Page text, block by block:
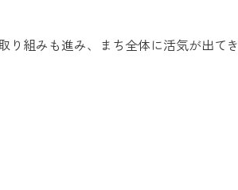
り組みも進み、まち全体に活気が出てき